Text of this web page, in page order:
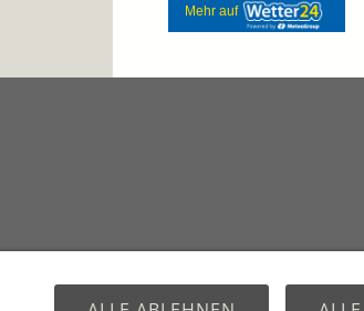
Mehr auf